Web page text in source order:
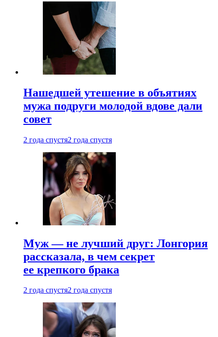
Нашедшей утешение в объятиях
мужа подруги молодой вдове дали
совет
2 года спустя2 года спустя
Муж — не лучший друг: Лонгория
рассказала, в чем секрет
ее крепкого брака
2 года спустя2 года спустя